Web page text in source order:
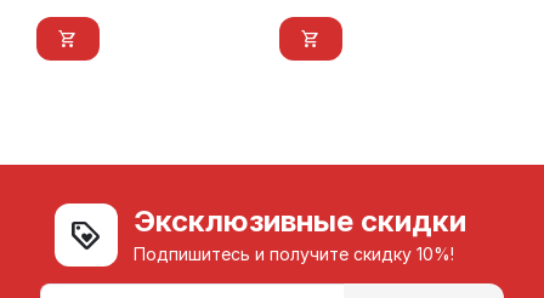
Эксклюзивные скидки
Подпишитесь и получите скидку 10%!